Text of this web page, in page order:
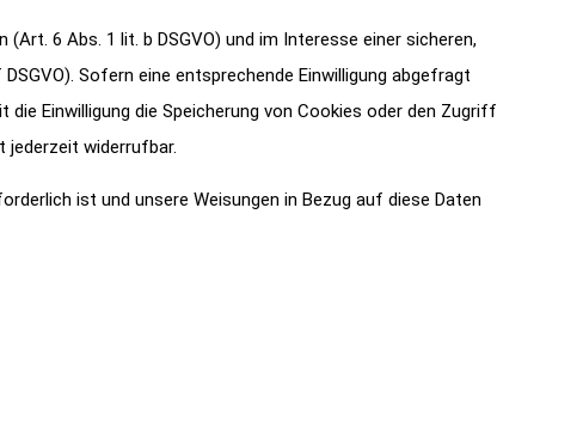
6 Abs. 1 lit. b DSGVO) und im Interesse einer sicheren,
Sofern eine entsprechende Einwilligung abgefragt
Einwilligung die Speicherung von Cookies oder den Zugriff
jederzeit widerrufbar.
ist und unsere Weisungen in Bezug auf diese Daten